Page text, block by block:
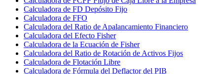
Calculadora de FD Depósito Fijo
Calculadora de FFO
Calculadora del Ratio de Apalancamiento Financiero
Calculadora del Efecto Fisher
Calculadora de la Ecuación de Fisher
Calculadora del Ratio de Rotación de Activos Fijos
Calculadora de Flotación Libre
Calculadora de Fórmula del Deflactor del PIB